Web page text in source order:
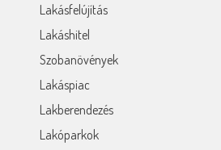
Lakásfelújítás
Lakáshitel
Szobanövények
Lakáspiac
Lakberendezés
Lakóparkok